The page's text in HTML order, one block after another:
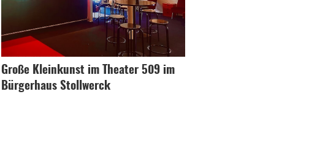
Große Kleinkunst im Theater 509 im
Bürgerhaus Stollwerck